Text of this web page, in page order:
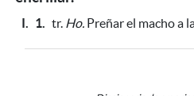
I. 1. tr. Ho. Preñar el macho a